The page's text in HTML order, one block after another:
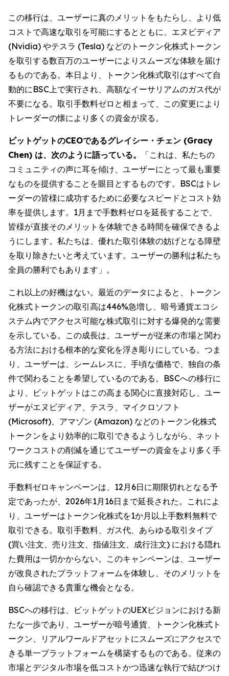
この移行は、ユーザーに真のメリットをもたらし、より低
コストで高速な取引を可能にするとともに、エヌビディア
(Nvidia) やテスラ (Tesla) などのトークン化株式トークン
を取引する数百万のユーザーによりスムーズな体験を届け
るものである。本日より、トークン化株式取引はすべて自
動的にBSC上で実行され、高額なイーサリアムのガス代が
不要になる。取引手数料ゼロと相まって、この変更により
トレーダーの懐により多くの資金が戻る。
ビットゲットのCEOであるグレイシー・チェン (Gracy
Chen) は、次のように語っている。
「これは、私たちの
コミュニティの声に耳を傾け、ユーザーにとって最も重要
なものを提供することを眼目とするものです。BSCはトレ
ーダーの皆様に成功するために必要なスピードとコスト効
率を提供します。1月まで手数料ゼロを延長することで、
皆様が直接そのメリットを体験できる時間を確保できるよ
うにします。私たちは、優れた取引体験の妨げとなる障壁
を取り除きたいと考えています。ユーザーの勝利は私たち
全員の勝利でもあります」。
これ以上の好機はない。最近のデータによると、トークン
化株式トークンの取引高は446%急増し、暗号通貨エコシ
ステム内でアクセス可能な株式取引に対する爆発的な需要
を示している。この成長は、ユーザーが従来の市場と関わ
る方法における根本的な変化を浮き彫りにしている。つま
り、ユーザーは、シームレスに、手頃な価格で、独自の条
件で関わることを希望しているのである。BSCへの移行に
より、ビットゲットはこの高まる関心に直接対応し、ユー
ザーがエヌビディア、テスラ、マイクロソフト
(Microsoft)、アマゾン (Amazon) などのトークン化株式
トークンをより効率的に取引できるようしながら、ネット
ワークコストの削減を通じてユーザーの資金をより多く手
元に残すことを保証する。
手数料ゼロキャンペーンは、12月6日に期限切れとなる予
定であったが、2026年1月16日まで延長された。これによ
り、ユーザーはトークン化株式を1か月以上手数料無料で
取引できる。取引手数料、ガス代、あらゆる取引タイプ
(買い注文、売り注文、指値注文、成行注文) における隠れ
た費用は一切かからない。このキャンペーンは、ユーザー
が改良されたプラットフォームを体験し、そのメリットを
自ら確認できる貴重な機会となる。
BSCへの移行は、ビットゲットのUEXビジョンにおける新
たな一歩であり、ユーザーが暗号通貨、トークン化株式ト
ークン、リアルワールドアセットにスムーズにアクセスで
きる単一プラットフォームを構築するものである。従来の
市場とデジタル市場を低コストかつ迅速な執行で結びつけ